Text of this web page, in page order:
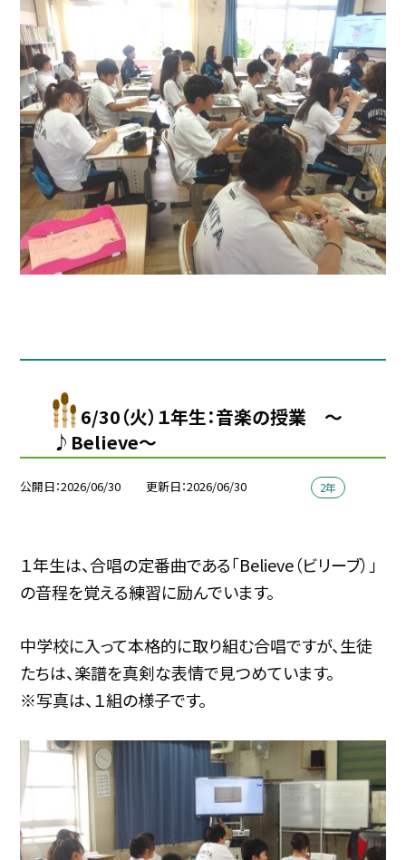
6/30（火）１年生：音楽の授業 ～
♪Believe～
公開日 2026/06/30 更新日 2026/06/30 2年
１年生は、合唱の定番曲である「Believe（ビリーブ）」
の音程を覚える練習に励んでいます。
中学校に入って本格的に取り組む合唱ですが、生徒
たちは、楽譜を真剣な表情で見つめています。
※写真は、１組の様子です。